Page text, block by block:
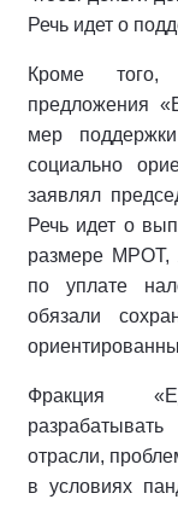
Речь идет о
Кроме того,
предложения
мер
социально
заявлял
Речь идет о
размере МРОТ,
по уплате
обязали
Фракция
отрасли,
в условиях